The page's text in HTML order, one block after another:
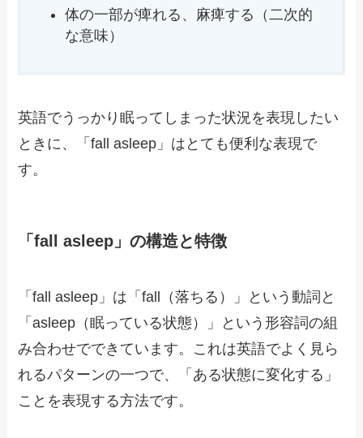
体の一部が痺れる、麻痺する（二次的
な意味）
英語でうっかり眠ってしまった状況を表現したい
ときに、「fall asleep」はとても便利な表現で
す。
「fall asleep」の構造と特徴
「fall asleep」は「fall（落ちる）」という動詞と
「asleep（眠っている状態）」という形容詞の組
み合わせでできています。これは英語でよく見ら
れるパターンの一つで、「ある状態に変化する」
ことを表現する方法です。